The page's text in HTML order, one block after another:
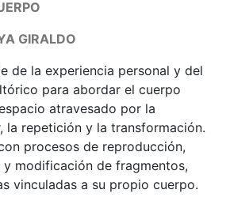
GIRALDO
de la experiencia personal y del
para abordar el cuerpo
atravesado por la
la repetición y la transformación.
procesos de reproducción,
modificación de fragmentos,
vinculadas a su propio cuerpo.